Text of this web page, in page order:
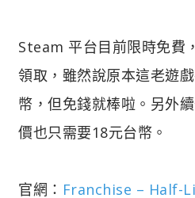
Steam 平台目前限時免費
領取，雖然說原本這老遊
幣，但免錢就棒啦。另外
價也只需要18元台幣。
官網： Franchise – Half-